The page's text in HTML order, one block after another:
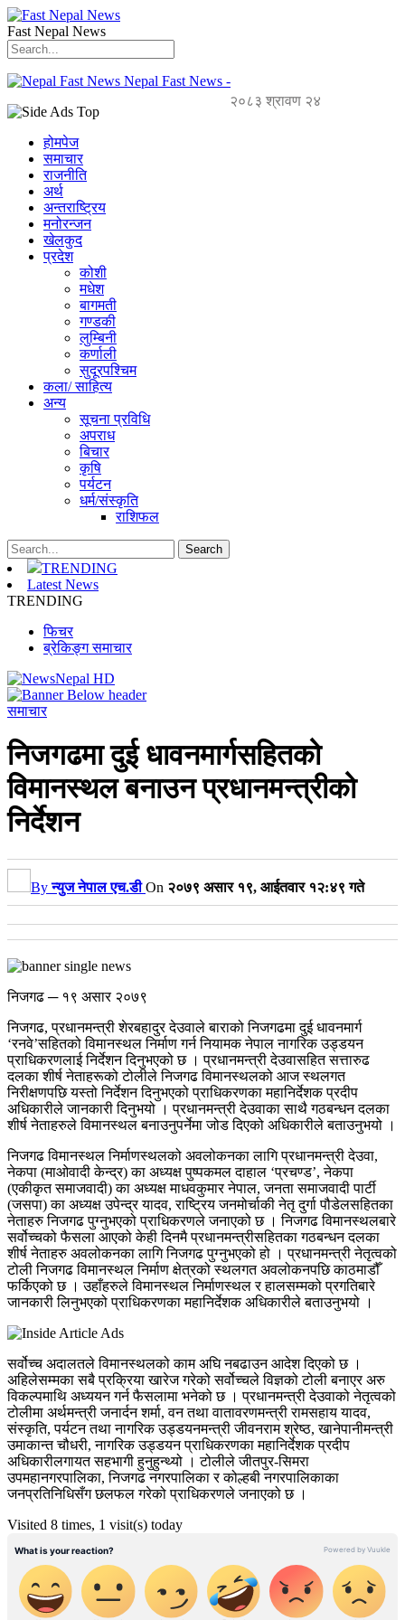
Fast Nepal News
Nepal Fast News -
२०८३ श्रावण २४
होमपेज
समाचार
राजनीति
अर्थ
अन्तराष्ट्रिय
मनोरन्जन
खेलकुद
प्रदेश
कोशी
मधेश
बागमती
गण्डकी
लुम्बिनी
कर्णाली
सुदूरपश्चिम
कला/ साहित्य
अन्य
सूचना प्रविधि
अपराध
बिचार
कृषि
पर्यटन
धर्म/संस्कृति
राशिफल
TRENDING
Latest News
TRENDING
फिचर
ब्रेकिङ्ग समाचार
समाचार
निजगढमा दुई धावनमार्गसहितको
विमानस्थल बनाउन प्रधानमन्त्रीको
निर्देशन
Byन्युज नेपाल एच.डी On २०७९ असार १९, आईतवार १२:४९ गते
निजगढ ─ १९ असार २०७९
निजगढ, प्रधानमन्त्री शेरबहादुर देउवाले बाराको निजगढमा दुई धावनमार्ग
‘रनवे’सहितको विमानस्थल निर्माण गर्न नियामक नेपाल नागरिक उड्डयन
प्राधिकरणलाई निर्देशन दिनुभएको छ । प्रधानमन्त्री देउवासहित सत्तारुढ
दलका शीर्ष नेताहरूको टोलीले निजगढ विमानस्थलको आज स्थलगत
निरीक्षणपछि यस्तो निर्देशन दिनुभएको प्राधिकरणका महानिर्देशक प्रदीप
अधिकारीले जानकारी दिनुभयो । प्रधानमन्त्री देउवाका साथै गठबन्धन दलका
शीर्ष नेताहरुले विमानस्थल बनाउनुपर्नेमा जोड दिएको अधिकारीले बताउनुभयो ।
निजगढ विमानस्थल निर्माणस्थलको अवलोकनका लागि प्रधानमन्त्री देउवा,
नेकपा (माओवादी केन्द्र) का अध्यक्ष पुष्पकमल दाहाल ‘प्रचण्ड’, नेकपा
(एकीकृत समाजवादी) का अध्यक्ष माधवकुमार नेपाल, जनता समाजवादी पार्टी
(जसपा) का अध्यक्ष उपेन्द्र यादव, राष्ट्रिय जनमोर्चाकी नेतृ दुर्गा पौडेलसहितका
नेताहरु निजगढ पुग्नुभएको प्राधिकरणले जनाएको छ । निजगढ विमानस्थलबारे
सर्वोच्चको फैसला आएको केही दिनमै प्रधानमन्त्रीसहितका गठबन्धन दलका
शीर्ष नेताहरु अवलोकनका लागि निजगढ पुग्नुभएको हो । प्रधानमन्त्री नेतृत्वको
टोली निजगढ विमानस्थल निर्माण क्षेत्रको स्थलगत अवलोकनपछि काठमाडौँ
फर्किएको छ । उहाँहरुले विमानस्थल निर्माणस्थल र हालसम्मको प्रगतिबारे
जानकारी लिनुभएको प्राधिकरणका महानिर्देशक अधिकारीले बताउनुभयो ।
सर्वोच्च अदालतले विमानस्थलको काम अघि नबढाउन आदेश दिएको छ ।
अहिलेसम्मका सबै प्रक्रिया खारेज गरेको सर्वोच्चले विज्ञको टोली बनाएर अरु
विकल्पमाथि अध्ययन गर्न फैसलामा भनेको छ । प्रधानमन्त्री देउवाको नेतृत्वको
टोलीमा अर्थमन्त्री जनार्दन शर्मा, वन तथा वातावरणमन्त्री रामसहाय यादव,
संस्कृति, पर्यटन तथा नागरिक उड्डयनमन्त्री जीवनराम श्रेष्ठ, खानेपानीमन्त्री
उमाकान्त चौधरी, नागरिक उड्डयन प्राधिकरणका महानिर्देशक प्रदीप
अधिकारीलगायत सहभागी हुनुहुन्थ्यो । टोलीले जीतपुर-सिमरा
उपमहानगरपालिका, निजगढ नगरपालिका र कोल्हबी नगरपालिकाका
जनप्रतिनिधिसँग छलफल गरेको प्राधिकरणले जनाएको छ ।
Visited 8 times, 1 visit(s) today